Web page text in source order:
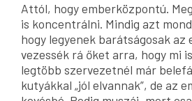
Attól, hogy emberközpontú.
is koncentrálni. Mindig azt
hogy legyenek barátságosak az
vezessék rá őket arra, hogy mi
legtöbb szervezetnél már
kutyákkal „jól elvannak”, de az